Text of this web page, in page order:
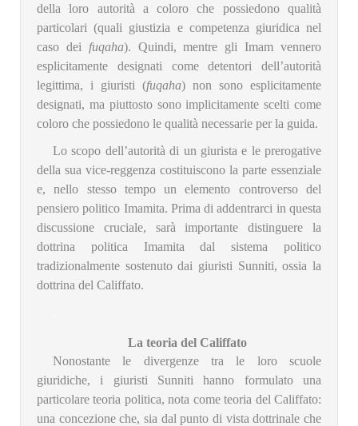
della loro autorità a coloro che possiedono qualità
particolari (quali giustizia e competenza giuridica nel
caso dei fuqaha). Quindi, mentre gli Imam vennero
esplicitamente designati come detentori dell’autorità
legittima, i giuristi (fuqaha) non sono esplicitamente
designati, ma piuttosto sono implicitamente scelti come
coloro che possiedono le qualità necessarie per la guida.
Lo scopo dell’autorità di un giurista e le prerogative
della sua vice-reggenza costituiscono la parte essenziale
e, nello stesso tempo un elemento controverso del
pensiero politico Imamita. Prima di addentrarci in questa
discussione cruciale, sarà importante distinguere la
dottrina politica Imamita dal sistema politico
tradizionalmente sostenuto dai giuristi Sunniti, ossia la
dottrina del Califfato.
La teoria del Califfato
Nonostante le divergenze tra le loro scuole
giuridiche, i giuristi Sunniti hanno formulato una
particolare teoria politica, nota come teoria del Califfato:
una concezione che, sia dal punto di vista dottrinale che